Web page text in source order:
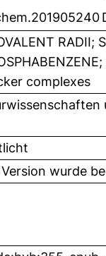
RADII;
complexes
wurde